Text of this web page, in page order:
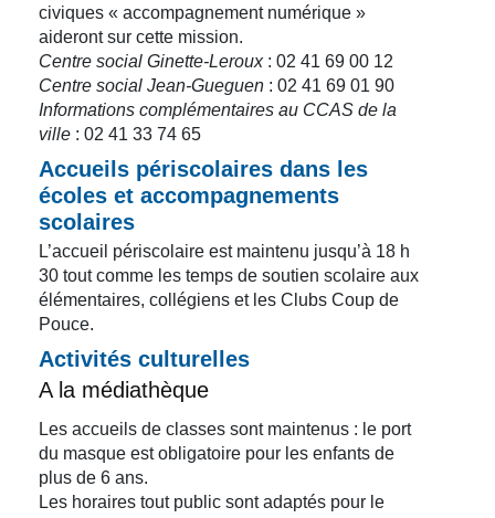
civiques « accompagnement numérique »
aideront sur cette mission.
Centre social Ginette-Leroux: 02 41 69 00 12
Centre social Jean-Gueguen : 02 41 69 01 90
Informations complémentaires au CCAS de la
ville : 02 41 33 74 65
Accueils périscolaires dans les
écoles et accompagnements
scolaires
L’accueil périscolaire est maintenu jusqu’à 18 h
30 tout comme les temps de soutien scolaire aux
élémentaires, collégiens et les Clubs Coup de
Pouce.
Activités culturelles
A la médiathèque
Les accueils de classes sont maintenus : le port
du masque est obligatoire pour les enfants de
plus de 6 ans.
Les horaires tout public sont adaptés pour le